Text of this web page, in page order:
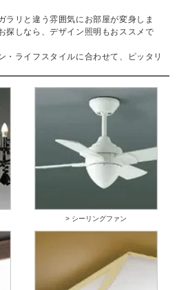
ラリと違う雰囲気にお部屋が変身しま
探しなら、デザイン照明もおススメで
・ライフスタイルに合わせて、ピッタリ
> シーリングファン